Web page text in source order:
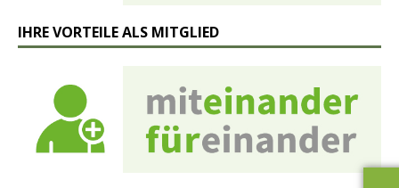
IHRE VORTEILE ALS MITGLIED